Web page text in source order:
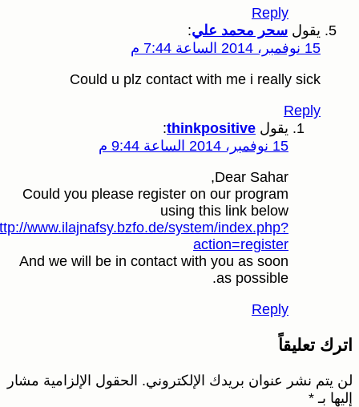
Reply
يقول سحر محمد علي:
15 نوفمبر، 2014 الساعة 7:44 م
Could u plz contact with me i really sick
Reply
يقول thinkpositive
:
15 نوفمبر، 2014 الساعة 9:44 م
Dear Sahar,
Could you please register on our program
using this link below
http://www.ilajnafsy.bzfo.de/system/index.php?
action=register
And we will be in contact with you as soon
as possible.
Reply
تعليقاً
يتم نشر عنوان بريدك الإلكتروني. الحقول الإلزامية مشار
بـ*